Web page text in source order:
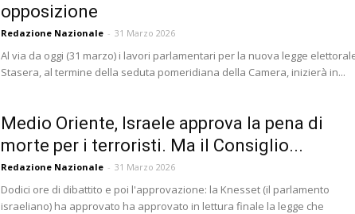
opposizione
Redazione Nazionale - 31 Marzo 2026
Al via da oggi (31 marzo) i lavori parlamentari per la nuova legge
Stasera, al termine della seduta pomeridiana della Camera, inizierà in...
Medio Oriente, Israele approva la pena di
morte per i terroristi. Ma il Consiglio...
Redazione Nazionale - 31 Marzo 2026
Dodici ore di dibattito e poi l'approvazione: la Knesset (il parlamento
israeliano) ha approvato ha approvato in lettura finale la legge che